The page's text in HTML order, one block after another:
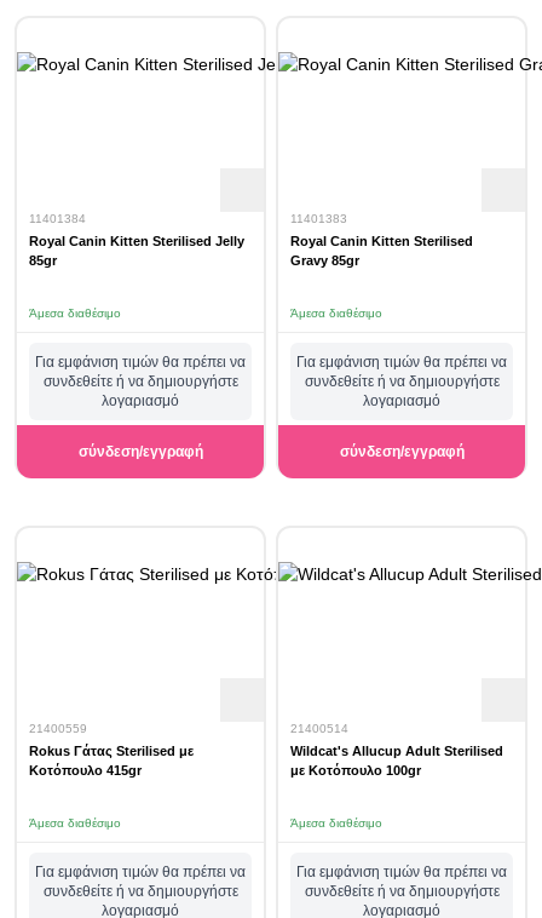
11401384
Royal Canin Kitten Sterilised Jelly
85gr
Άμεσα διαθέσιμο
Για εμφάνιση τιμών θα πρέπει να
συνδεθείτε ή να δημιουργήστε
λογαριασμό
σύνδεση/εγγραφή
11401383
Royal Canin Kitten Sterilised
Gravy 85gr
Άμεσα διαθέσιμο
Για εμφάνιση τιμών θα πρέπει να
συνδεθείτε ή να δημιουργήστε
λογαριασμό
σύνδεση/εγγραφή
21400559
Rokus Γάτας Sterilised με
Κοτόπουλο 415gr
Άμεσα διαθέσιμο
Για εμφάνιση τιμών θα πρέπει να
συνδεθείτε ή να δημιουργήστε
λογαριασμό
21400514
Wildcat's Allucup Adult Sterilised
με Κοτόπουλο 100gr
Άμεσα διαθέσιμο
Για εμφάνιση τιμών θα πρέπει να
συνδεθείτε ή να δημιουργήστε
λογαριασμό